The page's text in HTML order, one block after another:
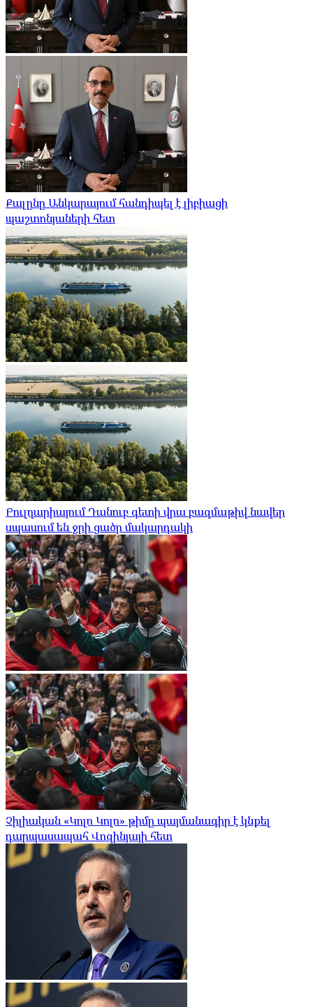
Քալընը Անկարայում հանդիպել է լիբիացի
պաշտոնյաների հետ
Բուլղարիայում Դանուբ գետի վրա բազմաթիվ նավեր
սպասում են ջրի ցածր մակարդակի
Չիլիական «Կոլո Կոլո» թիմը պայմանագիր է կնքել
դարպասապահ Վոզինյայի հետ